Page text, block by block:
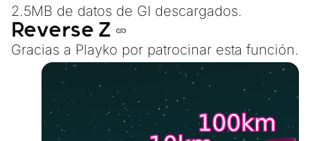
2.5MB de datos de GI descargados.
Reverse Z
Gracias a Playko por patrocinar esta función.